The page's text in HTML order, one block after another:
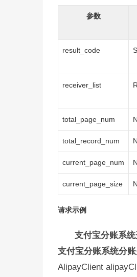
参数
result_code
receiver_list
total_page_num
total_record_num
current_page_num
current_page_size
请求示例
支付宝分账系
支付宝分账系统分
AlipayClient